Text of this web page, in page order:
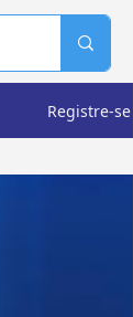
Registre-se